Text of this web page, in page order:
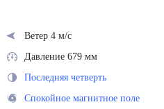
Ветер 4 м/с
Давление 679 мм
Последняя четверть
Спокойное магнитное поле